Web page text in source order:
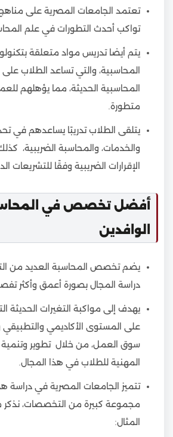
تعتمد الجامعات المصرية على
تواكب أحدث التطورات في علم
يتم أيضا تدريس مواد متعلقة
المحاسبية، والتي تساعد الطلاب
المحاسبية الحديثة، مما يؤهلهم
متطورة.
يتلقى الطلاب تدريبًا يساعدهم في
والخدمات، والمحاسبة الضريبية،
الإقرارات الضريبية وفقًا للتشريعات
أفضل تخصص في
الوافدين
يضم تخصص المحاسبة العديد من
دراسة المجال بصورة أعمق وأكثر
يهدف إلى مواكبة التغيرات الحديثة
على المستوى الأكاديمي والتطبيقي
سوق العمل، من خلال تطوير وتنمية
المهنية للطلاب في هذا المجال.
تتميز الجامعات المصرية في دراسة
مجموعة كبيرة من التخصصات، نذكر
المثال: